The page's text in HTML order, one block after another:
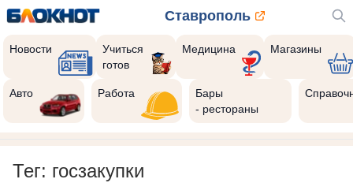
Ставрополь
Новости
Учиться
готов
Медицина Магазины
Авто Работа
Бары
- рестораны
Тег: госзакупки